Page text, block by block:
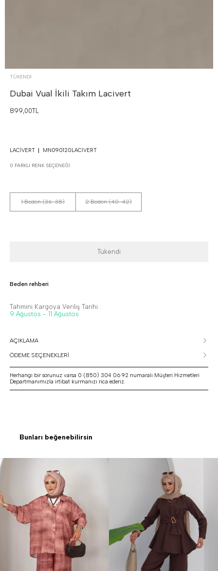
TÜKENDI
Dubai Vual İkili Takım Lacivert
899,00TL
LACIVERT MN090120LACIVERT
0 FARKLI RENK SEÇENEĞI
1 Beden (36-38) 2 Beden (40-42)
Tükendi
Beden rehberi
Tahmini Kargoya Veriliş Tarihi :
9 Ağustos - 11 Ağustos
AÇIKLAMA
ÖDEME SEÇENEKLERİ
Herhangi bir sorunuz varsa 0 (850) 304 06 92 numaralı Müşteri Hizmetleri
Departmanımızla irtibat kurmanızı rica ederiz.
Bunları beğenebilirsin